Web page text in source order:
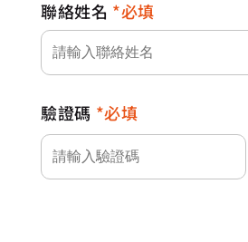
聯絡姓名 必填
驗證碼 必填